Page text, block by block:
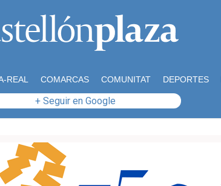
REAL COMARCAS COMUNITAT DEPORTES
+ Seguir en Google